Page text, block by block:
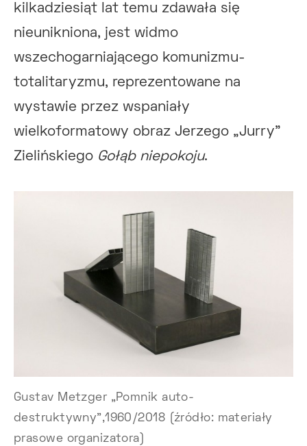
kilkadziesiąt lat temu zdawała się
nieunikniona, jest widmo
wszechogarniającego komunizmu-
totalitaryzmu, reprezentowane na
wystawie przez wspaniały
wielkoformatowy obraz Jerzego „Jurry”
Zielińskiego Gołąb niepokoju.
Gustav Metzger „Pomnik auto-
destruktywny”,1960/2018 (źródło: materiały
prasowe organizatora)